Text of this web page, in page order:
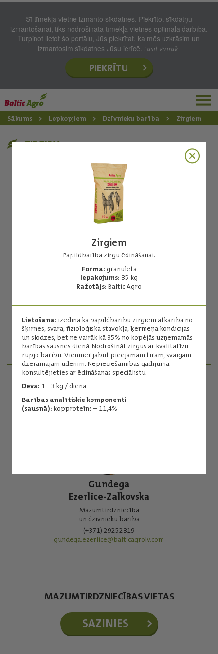
Šī tīmekļa vietne izmanto sīkdatnes. Piekrītot sīkdatņu
izmantošanai, tiks nodrošināta tīmekļa vietnes optimāla darbība.
Turpinot lietot šo portālu, Jūs piekrītat, ka mēs uzkrāsim un
izmantosim sīkdatnes Jūsu ierīcē. Lasīt vairāk
PIEKRĪTU
Sākums Lopkopjiem Dzīvnieku barība Zirgiem
Zirgiem
Papildbarība zirgu ēdināšanai.
Forma: granulēta
Iepakojums: 35 kg
Ražotājs: Baltic Agro
Lietošana: izēdina kā papildbarību zirgiem atkarībā no
šķirnes, svara, fizioloģiskā stāvokļa, ķermeņa kondīcijas
un slodzes, bet ne vairāk kā 35% no kopējās uzņemamās
barības sausnes dienā. Nodrošināt zirgus ar kvalitatīvu
rupjo barību. Vienmēr jābūt pieejamam tīram, svaigam
dzeramajam ūdenim. Nepieciešamības gadījumā
konsultējieties ar ēdināšanas speciālistu.
Deva: 1 - 3 kg / dienā
Barības analītiskie komponenti
(sausnā): kopproteīns – 11,4%
ZIRGIEM
Zirgiem
Papildbarība zirgu ēdināšanai.
Forma:granulēta
Ražotājs:Baltic Agro
Lasīt vairāk
PRODUKTU MENEDŽERI
Gundega
Ezerlīce-Zalkovska
Mazumtirdzniecība
un dzīvnieku barība
(+371) 29252319
gundega.ezerlice@balticagrolv.com
MAZUMTIRDZNIECĪBAS VIETAS
SAZINIES